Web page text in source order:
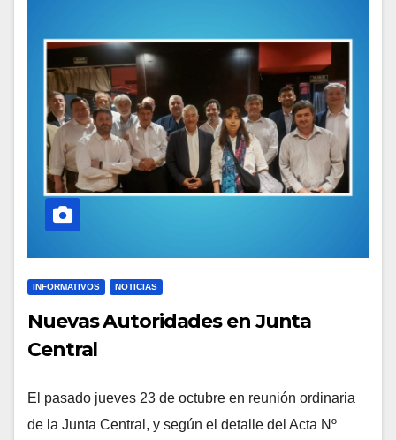
INFORMATIVOS NOTICIAS
Nuevas Autoridades en Junta
Central
El pasado jueves 23 de octubre en reunión ordinaria
de la Junta Central, y según el detalle del Acta Nº